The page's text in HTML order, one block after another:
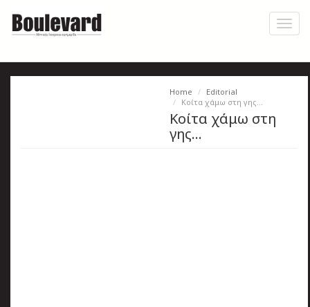
main
Home
Editorial
Κοίτα χάμω στη γης…
Κοίτα χάμω στη
γης…